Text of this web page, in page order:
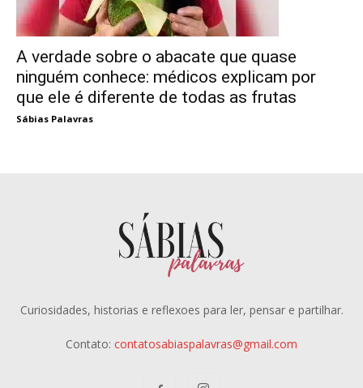
A verdade sobre o abacate que quase
ninguém conhece: médicos explicam por
que ele é diferente de todas as frutas
Sábias Palavras
Curiosidades, historias e reflexoes para ler, pensar e partilhar.
Contato: contatosabiaspalavras@gmail.com